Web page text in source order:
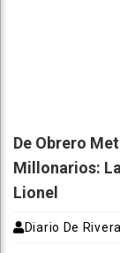
De Obrero
Millonarios:
Lionel
Diario De Rivera